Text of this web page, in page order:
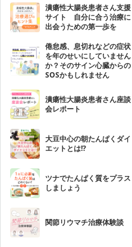
潰瘍性大腸炎患者さん支援
サイト 自分に合う治療に
出会うための第一歩を
倦怠感、息切れなどの症状
を年のせいにしていません
か？そのサイン心臓からの
SOSかもしれません
潰瘍性大腸炎患者さん座談
会レポート
大豆中心の朝たんぱくダイ
エットとは!?
ツナでたんぱく質をプラス
しましょう
関節リウマチ治療体験談